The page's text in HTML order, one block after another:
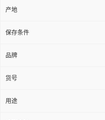
产地
保存条件
品牌
货号
用途